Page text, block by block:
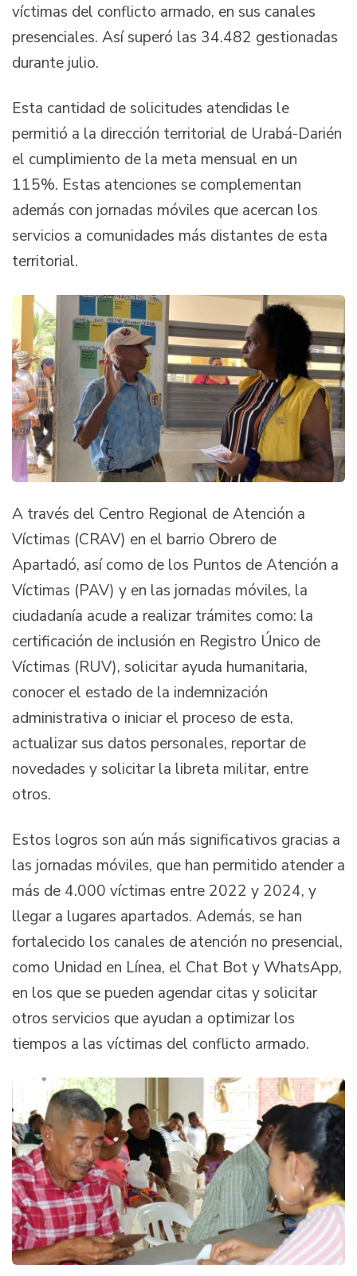
víctimas del conflicto armado, en sus canales
presenciales. Así superó las 34.482 gestionadas
durante julio.
Esta cantidad de solicitudes atendidas le
permitió a la dirección territorial de Urabá-Darién
el cumplimiento de la meta mensual en un
115%. Estas atenciones se complementan
además con jornadas móviles que acercan los
servicios a comunidades más distantes de esta
territorial.
A través del Centro Regional de Atención a
Víctimas (CRAV) en el barrio Obrero de
Apartadó, así como de los Puntos de Atención a
Víctimas (PAV) y en las jornadas móviles, la
ciudadanía acude a realizar trámites como: la
certificación de inclusión en Registro Único de
Víctimas (RUV), solicitar ayuda humanitaria,
conocer el estado de la indemnización
administrativa o iniciar el proceso de esta,
actualizar sus datos personales, reportar de
novedades y solicitar la libreta militar, entre
otros.
Estos logros son aún más significativos gracias a
las jornadas móviles, que han permitido atender a
más de 4.000 víctimas entre 2022 y 2024, y
llegar a lugares apartados. Además, se han
fortalecido los canales de atención no presencial,
como Unidad en Línea, el Chat Bot y WhatsApp,
en los que se pueden agendar citas y solicitar
otros servicios que ayudan a optimizar los
tiempos a las víctimas del conflicto armado.